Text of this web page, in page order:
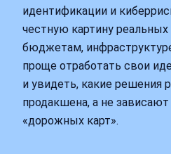
идентификации и
честную картину реальных
бюджетам,
проще отработать свои
и увидеть, какие решения
продакшена, а не
«дорожных карт».